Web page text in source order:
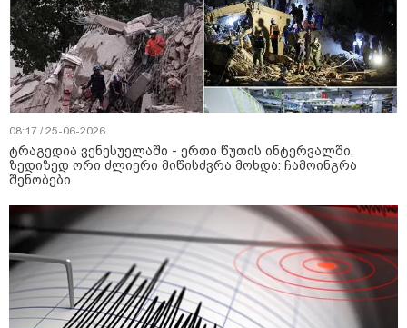
08:17 / 25-06-2026
ტრაგედია ვენესუელაში - ერთი წუთის ინტერვალში,
ზედიზედ ორი ძლიერი მიწისძვრა მოხდა: ჩამოინგრა
შენობები